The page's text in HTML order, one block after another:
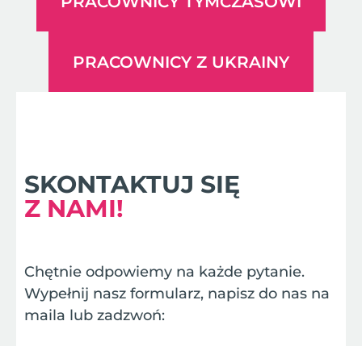
PRACOWNICY Z UKRAINY
SKONTAKTUJ SIĘ
Z NAMI!
Chętnie odpowiemy na każde pytanie.
Wypełnij nasz formularz, napisz do nas na
maila lub zadzwoń: